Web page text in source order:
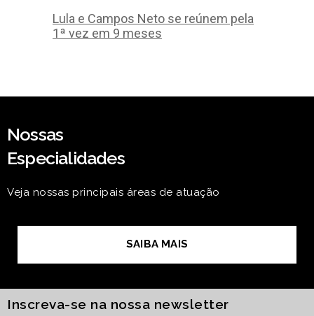
Lula e Campos Neto se reúnem pela
1ª vez em 9 meses
Nossas
Especialidades
Veja nossas principais áreas de atuação
SAIBA MAIS
Inscreva-se na nossa newsletter